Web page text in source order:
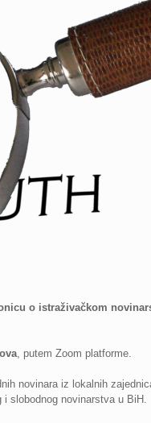
o istraživačkom
, putem Zoom platforme.
novinara iz lokalnih
slobodnog novinarstva u BiH.